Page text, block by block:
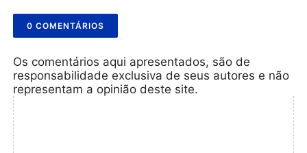
0 COMENTÁRIOS
Os comentários aqui apresentados, são de
responsabilidade exclusiva de seus autores e não
representam a opinião deste site.